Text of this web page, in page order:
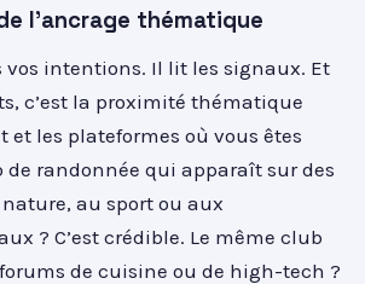
l'ancrage thématique
vos intentions. Il lit les signaux. Et
c’est la proximité thématique
et les plateformes où vous êtes
de randonnée qui apparaît sur des
au sport ou aux
? C’est crédible. Le même club
de cuisine ou de high-tech ?